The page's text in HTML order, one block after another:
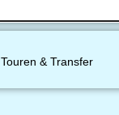
Touren & Transfer